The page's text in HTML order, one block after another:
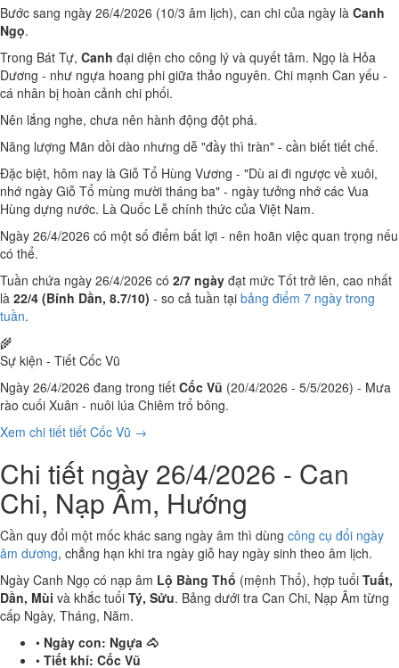
Bước sang ngày 26/4/2026 (10/3 âm lịch), can chi của ngày là Canh
Ngọ.
Trong Bát Tự, Canh đại diện cho công lý và quyết tâm. Ngọ là Hỏa
Dương - như ngựa hoang phi giữa thảo nguyên. Chi mạnh Can yếu -
cá nhân bị hoàn cảnh chi phối.
Nên lắng nghe, chưa nên hành động đột phá.
Năng lượng Mãn dồi dào nhưng dễ "đầy thì tràn" - cần biết tiết chế.
Đặc biệt, hôm nay là Giỗ Tổ Hùng Vương - "Dù ai đi ngược về xuôi,
nhớ ngày Giỗ Tổ mùng mười tháng ba" - ngày tưởng nhớ các Vua
Hùng dựng nước. Là Quốc Lễ chính thức của Việt Nam.
Ngày 26/4/2026 có một số điểm bất lợi - nên hoãn việc quan trọng nếu
có thể.
Tuần chứa ngày 26/4/2026 có 2/7 ngày đạt mức Tốt trở lên, cao nhất
là 22/4 (Bính Dần, 8.7/10) - so cả tuần tại bảng điểm 7 ngày trong
tuần.
🌾
Sự kiện - Tiết Cốc Vũ
Ngày 26/4/2026 đang trong tiết Cốc Vũ (20/4/2026 - 5/5/2026) - Mưa
rào cuối Xuân - nuôi lúa Chiêm trổ bông.
Xem chi tiết tiết Cốc Vũ →
Chi tiết ngày 26/4/2026 - Can
Chi, Nạp Âm, Hướng
Cần quy đổi một mốc khác sang ngày âm thì dùng công cụ đổi ngày
âm dương, chẳng hạn khi tra ngày giỗ hay ngày sinh theo âm lịch.
Ngày Canh Ngọ có nạp âm Lộ Bàng Thổ (mệnh Thổ), hợp tuổi Tuất,
Dần, Mùi và khắc tuổi Tý, Sửu. Bảng dưới tra Can Chi, Nạp Âm từng
cấp Ngày, Tháng, Năm.
• Ngày con: Ngựa 🐴
• Tiết khí: Cốc Vũ